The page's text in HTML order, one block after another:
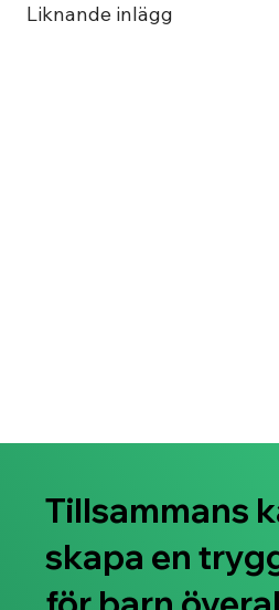
Liknande inlägg
Tillsammans
skapa en